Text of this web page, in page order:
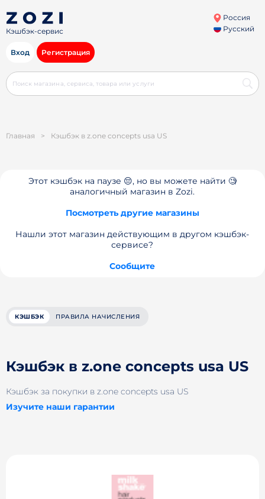
Кэшбэк-сервис
Россия
Русский
Вход Регистрация
Главная > Кэшбэк в z.one concepts usa US
Этот кэшбэк на паузе 😔, но вы можете найти 🧐
аналогичный магазин в Zozi.
Посмотреть другие магазины
Нашли этот магазин действующим в другом кэшбэк-
сервисе?
Сообщите
КЭШБЭК ПРАВИЛА НАЧИСЛЕНИЯ
Кэшбэк в z.one concepts usa US
Кэшбэк за покупки в z.one concepts usa US
Изучите наши гарантии